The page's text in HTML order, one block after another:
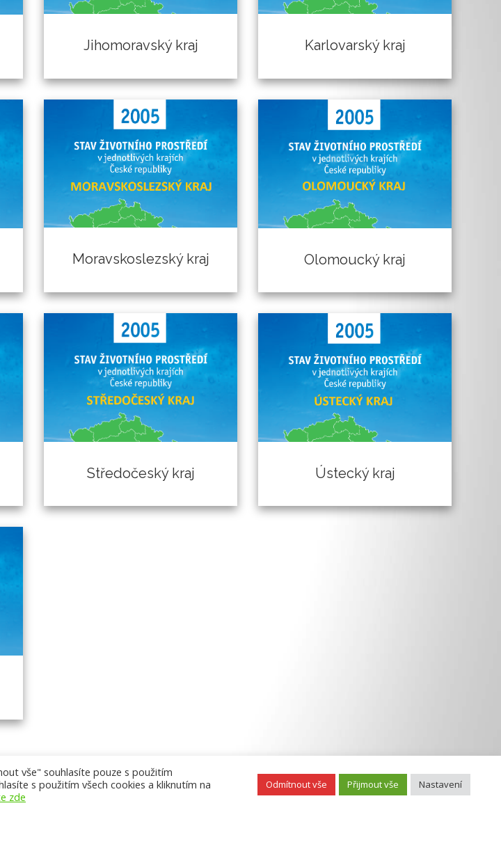
Jihomoravský kraj Karlovarský kraj
Moravskoslezský kraj Olomoucký kraj
Středočeský kraj Ústecký kraj
vše" souhlasíte pouze s použitím
s použitím všech cookies a kliknutím na
zde
Odmítnout vše Přijmout vše Nastavení